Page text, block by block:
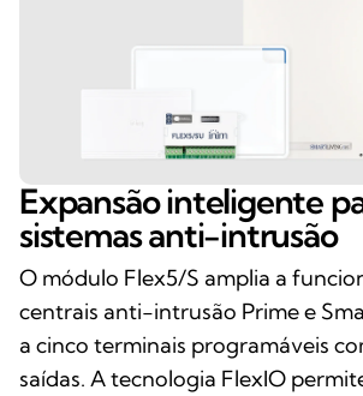
Expansão inteligente
sistemas anti-intrusão
O módulo Flex5/S amplia a
centrais anti-intrusão Prime e
a cinco terminais programáveis
saídas. A tecnologia FlexIO